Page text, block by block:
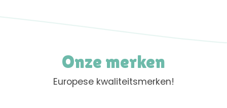
Onze merken
Europese kwaliteitsmerken!